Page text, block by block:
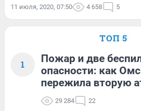
11 июля, 2020, 07:50 4 658 5
ТОП 5
1
Пожар и две
опасности: как
пережила вторую
29 284 22